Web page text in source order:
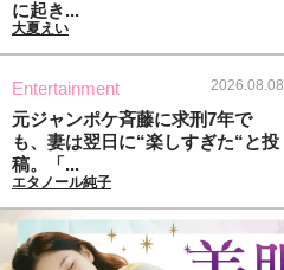
に起き...
大夏えい
Entertainment 2026.08.08
元ジャンポケ斉藤に求刑7年で
も、妻は翌日に“楽しすぎた“と投
稿。「...
エタノール純子